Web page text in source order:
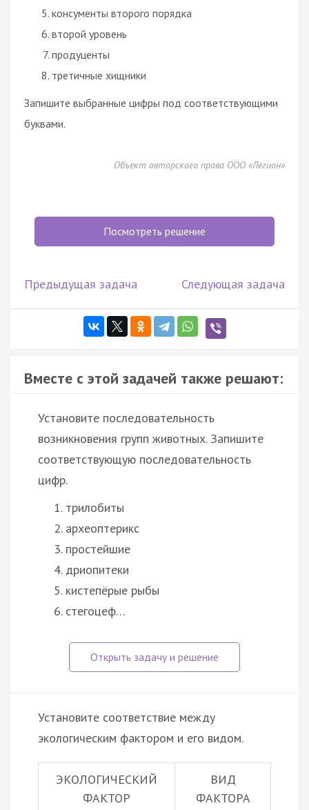
консументы второго порядка
второй уровень
продуценты
третичные хищники
Запишите выбранные цифры под соответствующими
буквами.
Объект авторского права ООО «Легион»
Посмотреть решение
Предыдущая задача Следующая задача
Вместе с этой задачей также решают:
Установите последовательность
возникновения групп животных. Запишите
соответствующую последовательность
цифр.
трилобиты
археоптерикс
простейшие
дриопитеки
кистепёрые рыбы
стегоцеф…
Установите соответствие между
экологическим фактором и его видом.
ЭКОЛОГИЧЕСКИЙ
ФАКТОР
ВИД
ФАКТОРА